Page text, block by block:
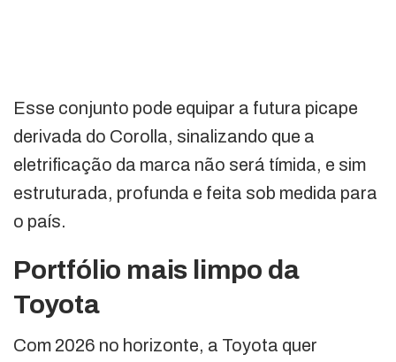
Esse conjunto pode equipar a futura picape
derivada do Corolla, sinalizando que a
eletrificação da marca não será tímida, e sim
estruturada, profunda e feita sob medida para
o país.
Portfólio mais limpo da
Toyota
Com 2026 no horizonte, a Toyota quer